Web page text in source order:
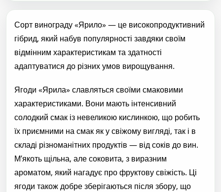
Сорт винограду «Ярило» — це високопродуктивний
гібрид, який набув популярності завдяки своїм
відмінним характеристикам та здатності
адаптуватися до різних умов вирощування.
Ягоди «Ярила» славляться своїми смаковими
характеристиками. Вони мають інтенсивний
солодкий смак із невеликою кислинкою, що робить
їх приємними на смак як у свіжому вигляді, так і в
складі різноманітних продуктів — від соків до вин.
М’якоть щільна, але соковита, з виразним
ароматом, який нагадує про фруктову свіжість. Ці
ягоди також добре зберігаються після збору, що